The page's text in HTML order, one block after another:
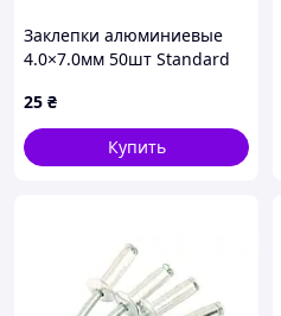
Заклепки алюминиевые
4.0×7.0мм 50шт Standard
25 ₴
Купить